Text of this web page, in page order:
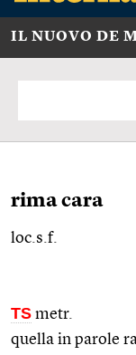
IL NUOVO DE
rima cara
loc.s.f.
TS metr.
quella in parole